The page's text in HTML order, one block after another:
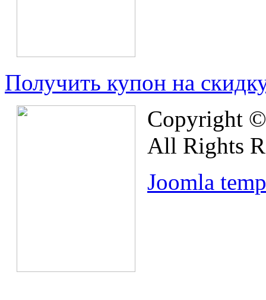
Получить купон на
Copyright
All Rights
Joomla